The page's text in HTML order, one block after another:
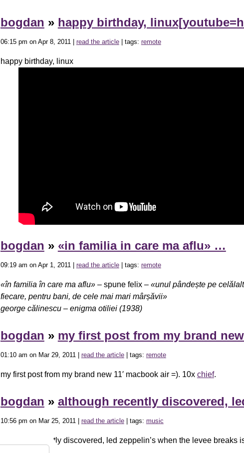
bogdan » happy birthday,
06:15 pm on Apr 8, 2011 | read the article| tags: remote
happy birthday, linux
bogdan » «in familia in care ma aflu» …
09:19 am on Apr 1, 2011 | read the article| tags: remote
«în familia în care ma aflu»– spune felix – «unul pândește pe
fiecare, pentru bani, de cele mai mari mârșăvii»
george călinescu – enigma otiliei (1938)
bogdan » my first post from my brand
01:10 am on Mar 29, 2011 | read the article| tags: remote
my first post from my brand new 11′ macbook air =). 10x chief.
bogdan » although recently discovered,
10:56 pm on Mar 25, 2011 | read the article| tags: music
although recently discovered, led zeppelin’s when the levee breaks